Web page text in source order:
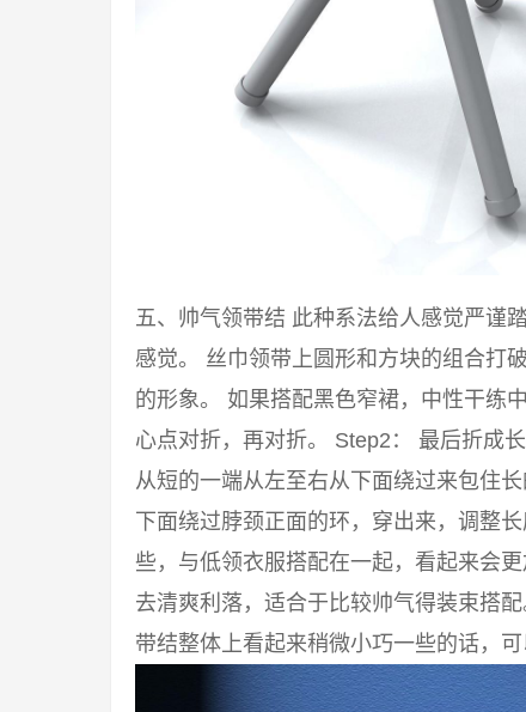
五、帅气领带结 此种系法给人感觉严谨
感觉。 丝巾领带上圆形和方块的组合打
的形象。 如果搭配黑色窄裙，中性干练
心点对折，再对折。 Step2： 最后折成
从短的一端从左至右从下面绕过来包住
下面绕过脖颈正面的环，穿出来，调整
些，与低领衣服搭配在一起，看起来会
去清爽利落，适合于比较帅气得装束搭
带结整体上看起来稍微小巧一些的话，